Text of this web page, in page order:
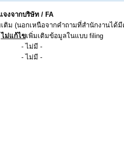
งจากบริษัท / FA
ติม (นอกเหนือจากคำถามที่สำนักงานได้
ไม่แก้ไขเพิ่มเติมข้อมูลในแบบ filing
- ไม่มี -
- ไม่มี -